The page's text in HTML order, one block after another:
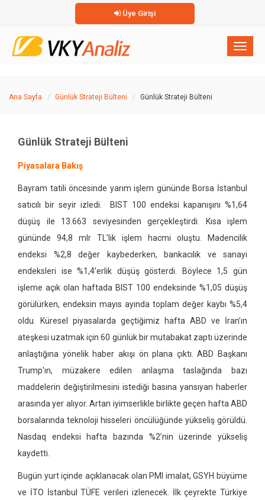
Üye Girişi
×
Ana Sayfa Günlük Strateji Bülteni Günlük Strateji Bülteni
Günlük Strateji Bülteni
Piyasalara Bakış
Bayram tatili öncesinde yarım işlem gününde Borsa İstanbul
satıcılı bir seyir izledi.
BIST 100 endeksi kapanışını %1,64
düşüş ile 13.663 seviyesinden gerçekleştirdi. Kısa işlem
gününde 94,8 mlr TL’lik işlem hacmi oluştu. Madencilik
endeksi %2,8 değer kaybederken, bankacılık ve sanayi
endeksleri ise %1,4’erlik düşüş gösterdi. Böylece 1,5 gün
işleme açık olan haftada BIST 100 endeksinde %1,05 düşüş
görülürken, endeksin mayıs ayında toplam değer kaybı %5,4
oldu. Küresel piyasalarda geçtiğimiz hafta ABD ve İran’ın
ateşkesi uzatmak için 60 günlük bir mutabakat zaptı üzerinde
anlaştığına yönelik haber akışı ön plana çıktı. ABD Başkanı
Trump'ın, müzakere edilen anlaşma taslağında bazı
maddelerin değiştirilmesini istediği basına yansıyan haberler
arasında yer alıyor. Artan iyimserlikle birlikte geçen hafta ABD
borsalarında teknoloji hisseleri öncülüğünde yükseliş görüldü.
Nasdaq endeksi hafta bazında %2’nin üzerinde yükseliş
kaydetti.
Bugün yurt içinde açıklanacak olan PMI imalat, GSYH büyüme
ve İTO İstanbul TÜFE verileri izlenecek. İlk çeyrekte Türkiye